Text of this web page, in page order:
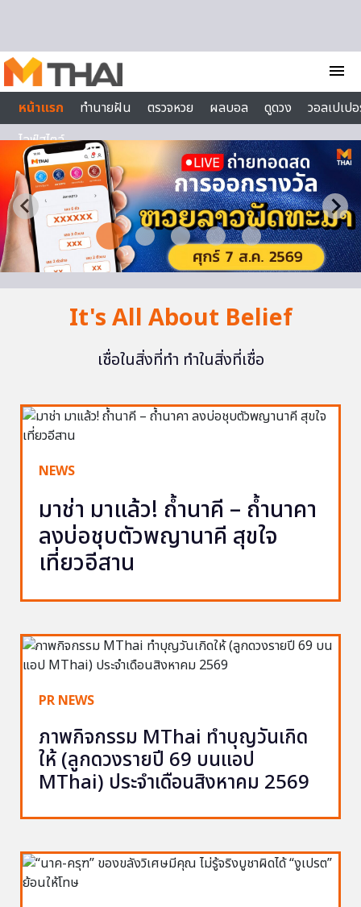
menu
หน้าแรก
ทำนายฝัน ตรวจหวย ผลบอล ดูดวง
วอลเปเป
ไลฟ์สไตล์
It's All About Belief
เชื่อในสิ่งที่ทำ ทำในสิ่งที่เชื่อ
NEWS
มาช่า มาแล้ว! ถ้ำนาคี – ถ้ำนาคา
ลงบ่อชุบตัวพญานาคี สุขใจ
เที่ยวอีสาน
PR NEWS
ภาพกิจกรรม MThai ทำบุญวันเกิด
ให้ (ลูกดวงรายปี 69 บนแอป
MThai) ประจำเดือนสิงหาคม 2569